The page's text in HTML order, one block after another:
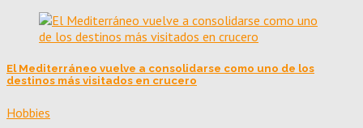
El Mediterráneo vuelve a consolidarse como uno de los
destinos más visitados en crucero
Hobbies